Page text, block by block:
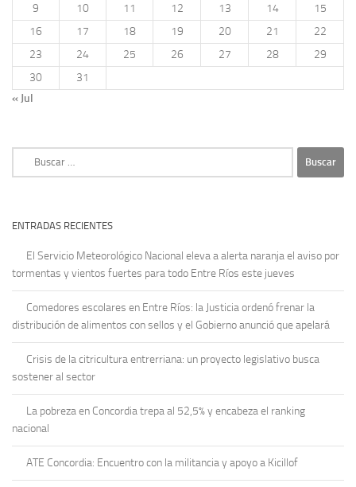
9
10 11 12 13 14
15
16
17 18 19 20 21
22
23
24 25 26 27 28
29
30
31
« Jul
ENTRADAS RECIENTES
El Servicio Meteorológico Nacional eleva a alerta naranja el aviso por
tormentas y vientos fuertes para todo Entre Ríos este jueves
Comedores escolares en Entre Ríos: la Justicia ordenó frenar la
distribución de alimentos con sellos y el Gobierno anunció que apelará
Crisis de la citricultura entrerriana: un proyecto legislativo busca
sostener al sector
La pobreza en Concordia trepa al 52,5% y encabeza el ranking
nacional
ATE Concordia: Encuentro con la militancia y apoyo a Kicillof